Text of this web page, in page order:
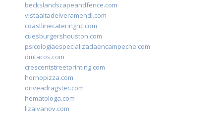
beckslandscapeandfence.com
vistaaltadelveramendi.com
coastlinecateringnc.com
cuesburgershouston.com
psicologiaespecializadaencampeche.com
dmtacos.com
crescentstreetprinting.com
hornopizza.com
driveadragster.com
hematologa.com
lizaivanov.com